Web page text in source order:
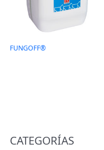
FUNGOFF®
CATEGORÍAS